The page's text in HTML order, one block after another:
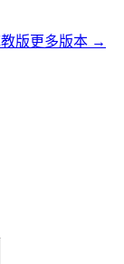
版更多版本 →